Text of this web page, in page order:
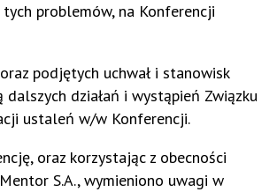
problemów, na Konferencji
podjętych uchwał i stanowisk
działań i wystąpień Związku
ustaleń w/w Konferencji.
oraz korzystając z obecności
S.A., wymieniono uwagi w